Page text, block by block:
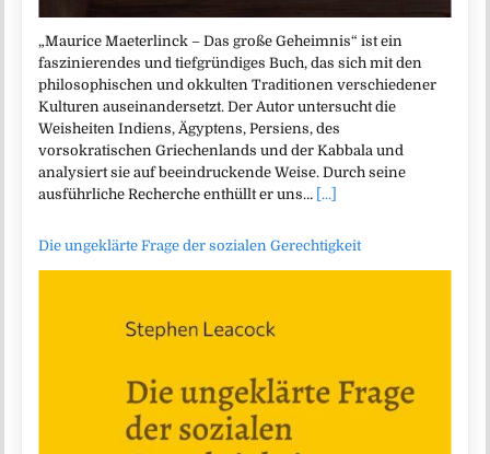
„Maurice Maeterlinck – Das große Geheimnis“ ist ein
faszinierendes und tiefgründiges Buch, das sich mit den
philosophischen und okkulten Traditionen verschiedener
Kulturen auseinandersetzt. Der Autor untersucht die
Weisheiten Indiens, Ägyptens, Persiens, des
vorsokratischen Griechenlands und der Kabbala und
analysiert sie auf beeindruckende Weise. Durch seine
ausführliche Recherche enthüllt er uns… [...]
Die ungeklärte Frage der sozialen Gerechtigkeit